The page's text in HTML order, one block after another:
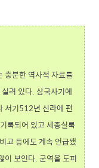
충분한 역사적 자료를
려 있다. 삼국사기에
서기512년 신라에 편
록되어 있고 세종실록
고 등에도 계속 언급됐
이 보인다. 군역을 도피